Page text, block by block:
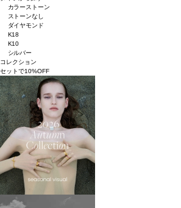
カラーストーン
ストーンなし
ダイヤモンド
K18
K10
シルバー
コレクション
セットで10%OFF